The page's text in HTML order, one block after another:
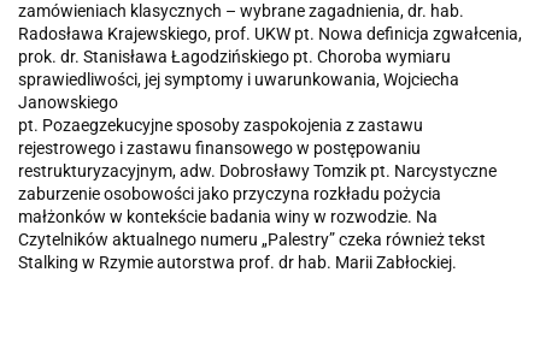
zamówieniach klasycznych – wybrane zagadnienia, dr. hab.
Radosława Krajewskiego, prof. UKW pt. Nowa definicja zgwałcenia,
prok. dr. Stanisława Łagodzińskiego pt. Choroba wymiaru
sprawiedliwości, jej symptomy i uwarunkowania, Wojciecha
Janowskiego
pt. Pozaegzekucyjne sposoby zaspokojenia z zastawu
rejestrowego i zastawu finansowego w postępowaniu
restrukturyzacyjnym, adw. Dobrosławy Tomzik pt. Narcystyczne
zaburzenie osobowości jako przyczyna rozkładu pożycia
małżonków w kontekście badania winy w rozwodzie. Na
Czytelników aktualnego numeru „Palestry” czeka również tekst
Stalking w Rzymie autorstwa prof. dr hab. Marii Zabłockiej.